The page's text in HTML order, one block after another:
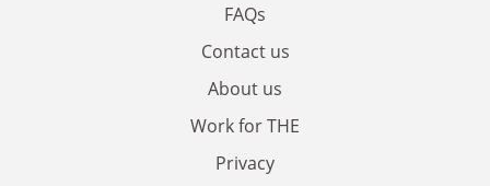
FAQs
Contact us
About us
Work for THE
Privacy